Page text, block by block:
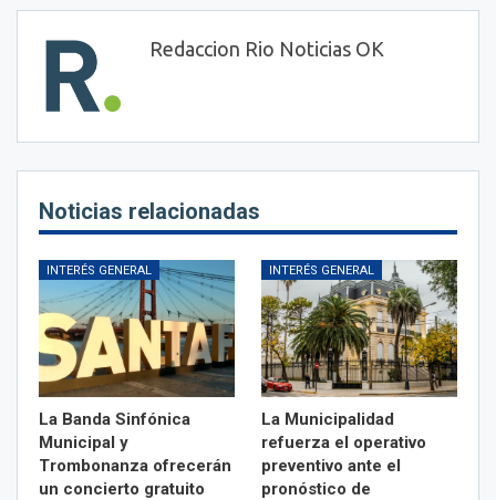
Redaccion Rio Noticias OK
Noticias relacionadas
INTERÉS GENERAL
La Banda Sinfónica
Municipal y
Trombonanza ofrecerán
un concierto gratuito
INTERÉS GENERAL
La Municipalidad
refuerza el operativo
preventivo ante el
pronóstico de